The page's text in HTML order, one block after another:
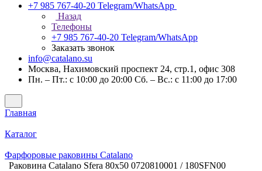
+7 985 767-40-20 Telegram/WhatsApp
Назад
Телефоны
+7 985 767-40-20 Telegram/WhatsApp
Заказать звонок
info@catalano.su
Москва, Нахимовский проспект 24, стр.1, офис 308
Пн. – Пт.: с 10:00 до 20:00 Сб. – Вс.: с 11:00 до 17:00
Главная
Каталог
Фарфоровые раковины Catalano
Раковина Catalano Sfera 80x50 0720810001 / 180SFN00